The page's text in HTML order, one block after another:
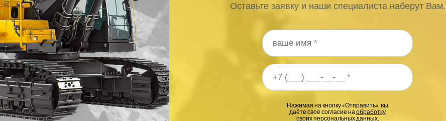
Оставьте заявку и наши специалиста наберут Вам.
Ваш номер телефона
Нажимая на кнопку «Отправить», вы
даёте своё согласие на обработку
своих персональных данных.